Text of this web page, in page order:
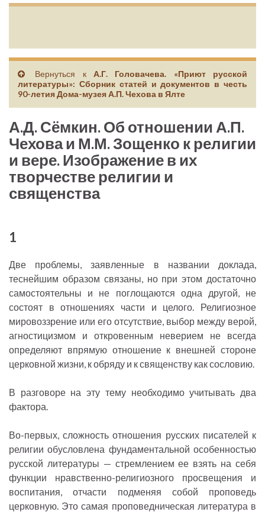
Вернуться к А.Г. Головачева. «Приют русской
литературы»: Сборник статей и документов в честь
90-летия Дома-музея А.П. Чехова в Ялте
А.Д. Сёмкин. Об отношении А.П.
Чехова и М.М. Зощенко к религии
и вере. Изображение в их
творчестве религии и
священства
1
Две проблемы, заявленные в названии доклада,
теснейшим образом связаны, но при этом достаточно
самостоятельны и не поглощаются одна другой, не
состоят в отношениях части и целого. Религиозное
мировоззрение или его отсутствие, выбор между верой,
агностицизмом и откровенным неверием не всегда
определяют впрямую отношение к внешней стороне
церковной жизни, к обряду и к священству как сословию.
В разговоре на эту тему необходимо учитывать два
фактора.
Во-первых, сложность отношения русских писателей к
религии обусловлена фундаментальной особенностью
русской литературы — стремлением ее взять на себя
функции нравственно-религиозного просвещения и
воспитания, отчасти подменяя собой проповедь
церковную. Это самая проповедническая литература в